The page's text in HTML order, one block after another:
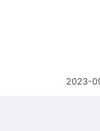
2023-